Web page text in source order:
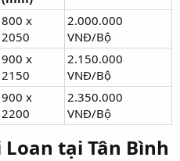
800 x
2050
2.000.000
VNĐ/Bộ
900 x
2150
2.150.000
VNĐ/Bộ
900 x
2200
2.350.000
VNĐ/Bộ
tại Tân Bình​